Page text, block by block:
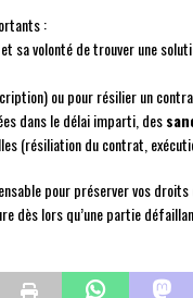
:
et sa volonté de trouver une
ou pour résilier un
dans le délai imparti, des
(résiliation du contrat,
pour préserver vos
dès lors qu’une partie